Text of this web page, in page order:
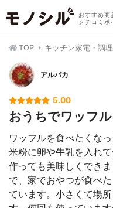
おすすめ商
クチコミポ
TOP キッチン家電・調
アルパカ
5.00
おうちでワッフル
ワッフルを食べたくな
米粉に卵や牛乳を入れ
作っても美味しくでき
で、家でおやつが食べ
ています。小さくて場